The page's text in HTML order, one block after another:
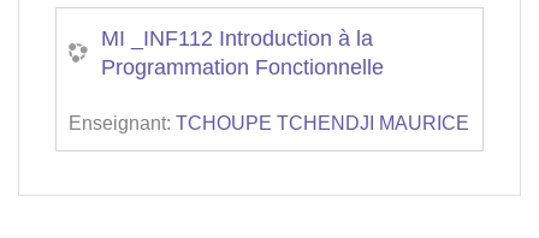
MI _INF112 Introduction à la
Programmation Fonctionnelle
Enseignant: TCHOUPE TCHENDJI MAURICE